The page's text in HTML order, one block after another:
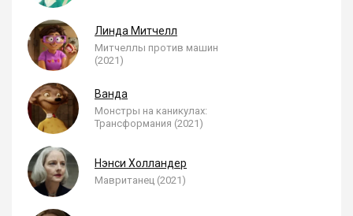
Линда Митчелл
Митчеллы против машин
(2021)
Ванда
Монстры на каникулах:
Трансформания (2021)
Нэнси Холландер
Мавританец (2021)